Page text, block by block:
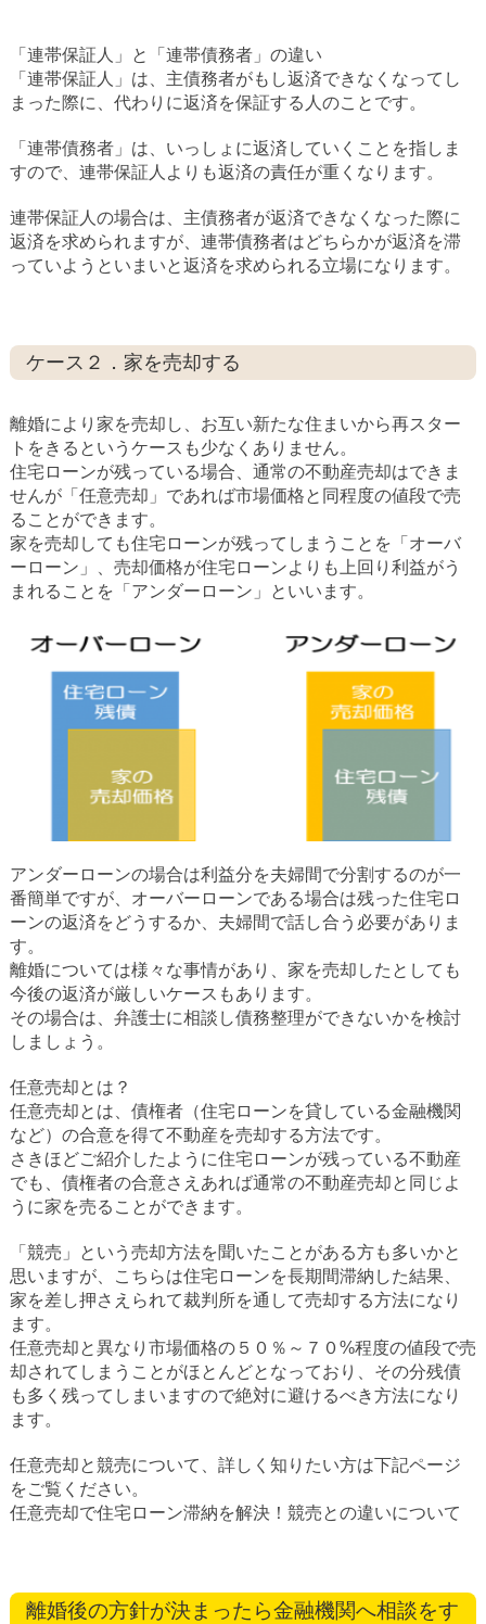
「連帯保証人」と「連帯債務者」の違い
「連帯保証人」は、主債務者がもし返済できなくなってし
まった際に、代わりに返済を保証する人のことです。
「連帯債務者」は、いっしょに返済していくことを指しま
すので、連帯保証人よりも返済の責任が重くなります。
連帯保証人の場合は、主債務者が返済できなくなった際に
返済を求められますが、連帯債務者はどちらかが返済を滞
っていようといまいと返済を求められる立場になります。
ケース２．家を売却する
離婚により家を売却し、お互い新たな住まいから再スター
トをきるというケースも少なくありません。
住宅ローンが残っている場合、通常の不動産売却はできま
せんが「任意売却」であれば市場価格と同程度の値段で売
ることができます。
家を売却しても住宅ローンが残ってしまうことを「オーバ
ーローン」、売却価格が住宅ローンよりも上回り利益がう
まれることを「アンダーローン」といいます。
アンダーローンの場合は利益分を夫婦間で分割するのが一
番簡単ですが、オーバーローンである場合は残った住宅ロ
ーンの返済をどうするか、夫婦間で話し合う必要がありま
す。
離婚については様々な事情があり、家を売却したとしても
今後の返済が厳しいケースもあります。
その場合は、弁護士に相談し債務整理ができないかを検討
しましょう。
任意売却とは？
任意売却とは、債権者（住宅ローンを貸している金融機関
など）の合意を得て不動産を売却する方法です。
さきほどご紹介したように住宅ローンが残っている不動産
でも、債権者の合意さえあれば通常の不動産売却と同じよ
うに家を売ることができます。
「競売」という売却方法を聞いたことがある方も多いかと
思いますが、こちらは住宅ローンを長期間滞納した結果、
家を差し押さえられて裁判所を通して売却する方法になり
ます。
任意売却と異なり市場価格の５０％～７０%程度の値段で売
却されてしまうことがほとんどとなっており、その分残債
も多く残ってしまいますので絶対に避けるべき方法になり
ます。
任意売却と競売について、詳しく知りたい方は下記ページ
をご覧ください。
任意売却で住宅ローン滞納を解決！競売との違いについて
離婚後の方針が決まったら金融機関へ相談をす